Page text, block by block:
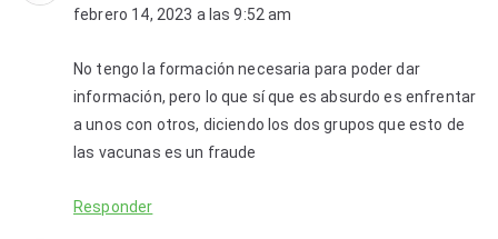
febrero 14, 2023 a las 9:52 am
No tengo la formación necesaria para poder dar
información, pero lo que sí que es absurdo es enfrentar
a unos con otros, diciendo los dos grupos que esto de
las vacunas es un fraude
Responder